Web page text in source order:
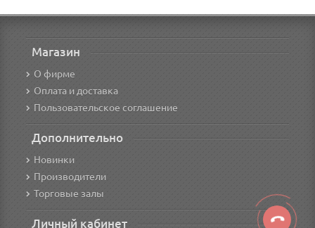
Магазин
О фирме
Оплата и доставка
Пользовательское соглашение
Дополнительно
Новинки
Производители
Торговые залы
Личный кабинет